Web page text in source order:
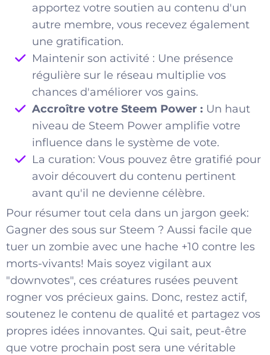
apportez votre soutien au contenu d'un
autre membre, vous recevez également
une gratification.
Maintenir son activité : Une présence
régulière sur le réseau multiplie vos
chances d'améliorer vos gains.
Accroître votre Steem Power : Un haut
niveau de Steem Power amplifie votre
influence dans le système de vote.
La curation: Vous pouvez être gratifié pour
avoir découvert du contenu pertinent
avant qu'il ne devienne célèbre.
Pour résumer tout cela dans un jargon geek:
Gagner des sous sur Steem ? Aussi facile que
tuer un zombie avec une hache +10 contre les
morts-vivants! Mais soyez vigilant aux
"downvotes", ces créatures rusées peuvent
rogner vos précieux gains. Donc, restez actif,
soutenez le contenu de qualité et partagez vos
propres idées innovantes. Qui sait, peut-être
que votre prochain post sera une véritable